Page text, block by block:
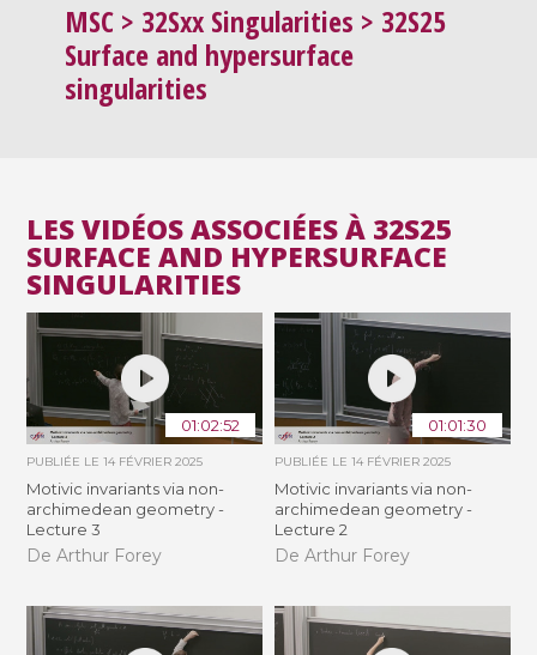
MSC > 32Sxx Singularities > 32S25
Surface and hypersurface
singularities
LES VIDÉOS ASSOCIÉES À 32S25
SURFACE AND HYPERSURFACE
SINGULARITIES
01:02:52
PUBLIÉE LE14 FÉVRIER 2025
Motivic invariants via non-
archimedean geometry -
Lecture 3
De Arthur Forey
01:01:30
PUBLIÉE LE 14 FÉVRIER 2025
Motivic invariants via non-
archimedean geometry -
Lecture 2
De Arthur Forey